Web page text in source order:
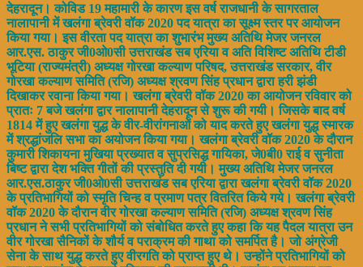
देहरादून। कोविड 19 महामारी के कारण इस वर्ष राजधानी के सागरताल
नालापानी में खलंगा ब्रेवरी वॉक 2020 पद यात्रा का सूक्ष्म स्तर पर आयोजन
किया गया। इस वीरता पद यात्रा का शुभारंभ मुख्य अतिथि मेजर जनरल
आर.एस. ठाकुर जी0ओ0सी उत्तराखंड सब एरिया व अति विशिष्ट अतिथि टीडी
भूटिया (राज्यमंत्री) अध्यक्ष गोरखा कल्याण परिषद, उत्तराखंड सरकार, वीर
गोरखा कल्याण समिति (रजि) अध्यक्ष श्रवण सिंह प्रधान द्वारा हरी झंडी
दिखाकर रवाना किया गया। खलंगा ब्रेवरी वॉक 2020 का आयोजन रविवार को
प्रातः 7 बजे खलंगा द्वार नालापानी देहरादून से शुरू की गयी। जिसके बाद वर्ष
1814 में हुए खलंगा युद्ध के वीर-वीरांगनाओं को याद करते हुए खलंगा युद्ध स्मारक
में श्रद्धांजलि सभा का अयोजन किया गया। खलंगा ब्रेवरी वॉक 2020 के दौरान
कुमारी शिकायना मुखिया प्रख्यात व सुप्रसिद्ध गायिका, जे0बी0 राई व सुनीता
बिष्ट द्वारा देश भक्ति गीतों की प्रस्तुति दी गयी। मुख्य अतिथि मेजर जनरल
आर.एस.ठाकुर जी0ओ0सी उत्तराखंड सब एरिया द्वारा खलंगा ब्रेवरी वॉक 2020
के प्रतिभागियों को स्मृति चिन्ह व प्रमाण पत्र वितरित किये गये। खलंगा ब्रेवरी
वॉक 2020 के दौरान वीर गोरखा कल्याण समिति (रजि) अध्यक्ष श्रवण सिंह
प्रधान ने सभी प्रतिभागियों को संबोधित करते हुए कहा कि यह पैदल यात्रा उन
वीर गोरखा सैनिकों के शौर्य व पराक्रम की गाथा को समर्पित है। जो अंग्रेजी
सेना के साथ युद्ध करते हुए वीरगति को प्राप्त हुए थे। उन्होंने प्रतिभागियों को